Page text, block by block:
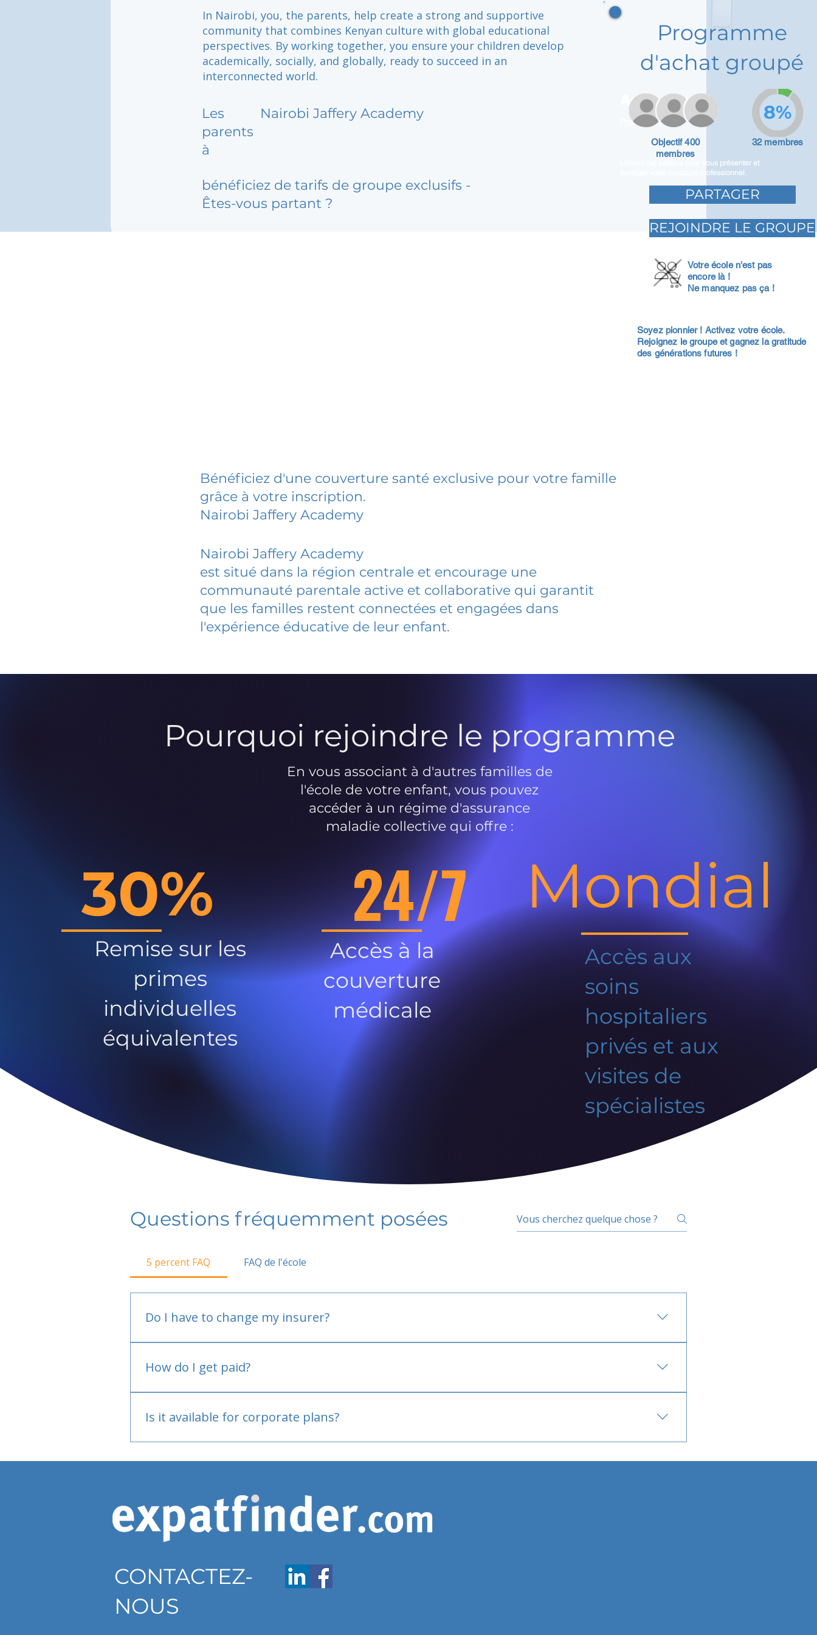
In Nairobi, you, the parents, help create a strong and supportive
community that combines Kenyan culture with global educational
perspectives. By working together, you ensure your children develop
academically, socially, and globally, ready to succeed in an
interconnected world.
Les
parents
à
Nairobi Jaffery Academy
bénéficiez de tarifs de groupe exclusifs -
Êtes-vous partant ?
Adam Caar
Promoteur
Utilisez cet espace pour vous présenter et
partager votre parcours professionnel.
Programme
d'achat groupé
Objectif 400
membres
32 membres
8%
PARTAGER
REJOINDRE LE GROUPE
Votre école n'est pas
encore là !
Ne manquez pas ça !
Soyez pionnier ! Activez votre école.
Rejoignez le groupe et gagnez la gratitude
des générations futures !
Bénéficiez d'une couverture santé exclusive pour votre famille
grâce à votre inscription.
Nairobi Jaffery Academy
Nairobi Jaffery Academy
est situé dans la région centrale et encourage une
communauté parentale active et collaborative qui garantit
que les familles restent connectées et engagées dans
l'expérience éducative de leur enfant.
Pourquoi rejoindre le programme
En vous associant à d'autres familles de
l'école de votre enfant, vous pouvez
accéder à un régime d'assurance
maladie collective qui offre :
30%
Remise sur les
primes
individuelles
équivalentes
24/7
Accès à la
couverture
médicale
Mondial
Accès aux
soins
hospitaliers
privés et aux
visites de
spécialistes
Questions fréquemment posées
5 percent FAQ FAQ de l'école
Do I have to change my insurer?
How do I get paid?
Is it available for corporate plans?
CONTACTEZ-
NOUS